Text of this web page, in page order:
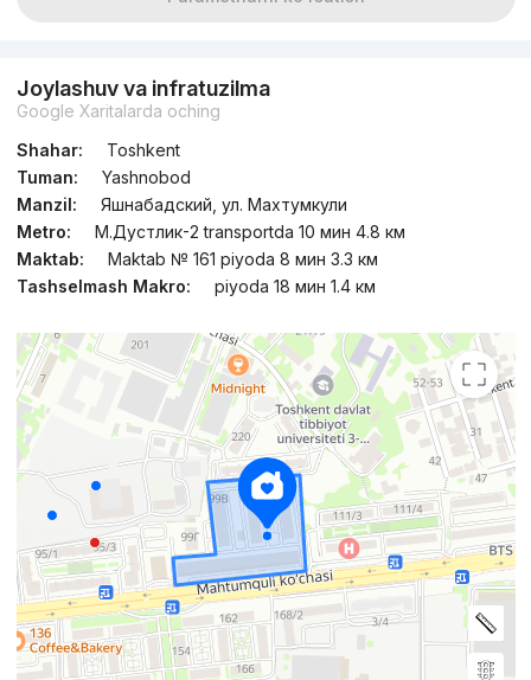
Joylashuv va infratuzilma
Google Xaritalarda oching
Shahar:
Toshkent
Tuman:
Yashnobod
Manzil:
Яшнабадский, ул. Махтумкули
Metro:
М.Дустлик-2 transportda 10 мин 4.8 км
Maktab:
Maktab № 161 piyoda 8 мин 3.3 км
Tashselmash Makro:
piyoda 18 мин 1.4 км